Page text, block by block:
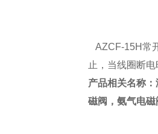
AZCF-15H常
止，当线圈断
产品相关名称
磁阀，氨气电